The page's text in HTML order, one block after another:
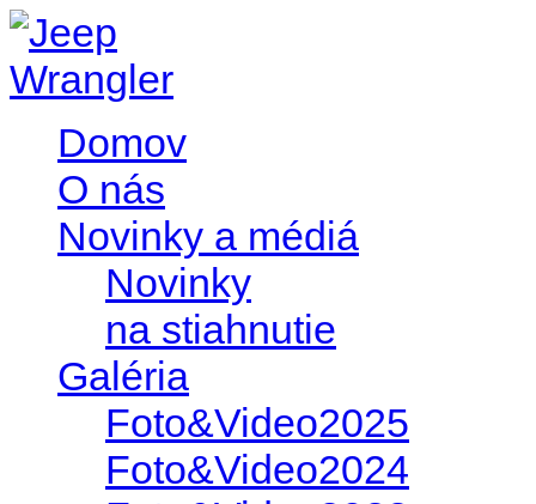
Domov
O nás
Novinky a médiá
Novinky
na stiahnutie
Galéria
Foto&Video2025
Foto&Video2024